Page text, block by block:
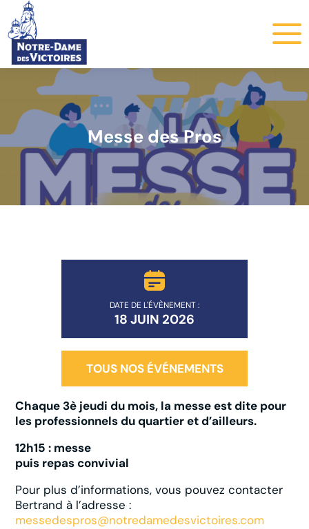
Messe des Pros
DATE DE L'ÉVÈNEMENT :
18 JUIN 2026
TOUS NOS ÉVÉNEMENTS
Chaque 3è jeudi du mois, la messe est dite pour
les professionnels du quartier et d’ailleurs.
12h15 : messe
puis repas convivial
Pour plus d’informations, vous pouvez contacter
Bertrand à l’adresse :
messedespros@notredamedesvictoires.com